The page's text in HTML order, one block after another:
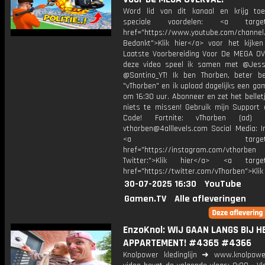
Word lid van dit kanaal en krijg
speciale voordelen: <a
href="https://www.youtube.com/channel/
Bedankt">Klik hier</a> voor het
Laatste Voorbereiding Voor De MEGA
deze video speel ik samen met
@Santino_YT! Ik ben Thorben, beter
"vThorben" en ik upload dagelijks een
om 16:30 uur. Abonneer en zet het
niets te missen! Gebruik mijn Support
Code! Fortnite: vThorben (ad)
vthorben@4alllevels.com Social Media:
<a
href="https://instagram.com/vthorben
Twitter:">Klik hier</a> <a
href="https://twitter.com/
30-07-2025 16:30
YouTube
Gamen.TV
Alle afleveringen
EnzoKnol: WIJ GAAN LANGS BIJ
APPARTEMENT! #4365 #4366
Knolpower kledinglijn ➜